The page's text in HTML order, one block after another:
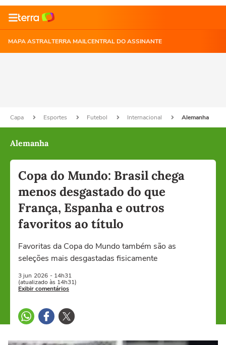
MAPA ASTRALTERRA MAILCENTRAL DO ASSINANTE
Capa Esportes Futebol Internacional Alemanha
Alemanha
Copa do Mundo: Brasil chega
menos desgastado do que
França, Espanha e outros
favoritos ao título
Favoritas da Copa do Mundo também são as
seleções mais desgastadas fisicamente
3 jun 2026 - 14h31
(atualizado às 14h31)
Exibir comentários